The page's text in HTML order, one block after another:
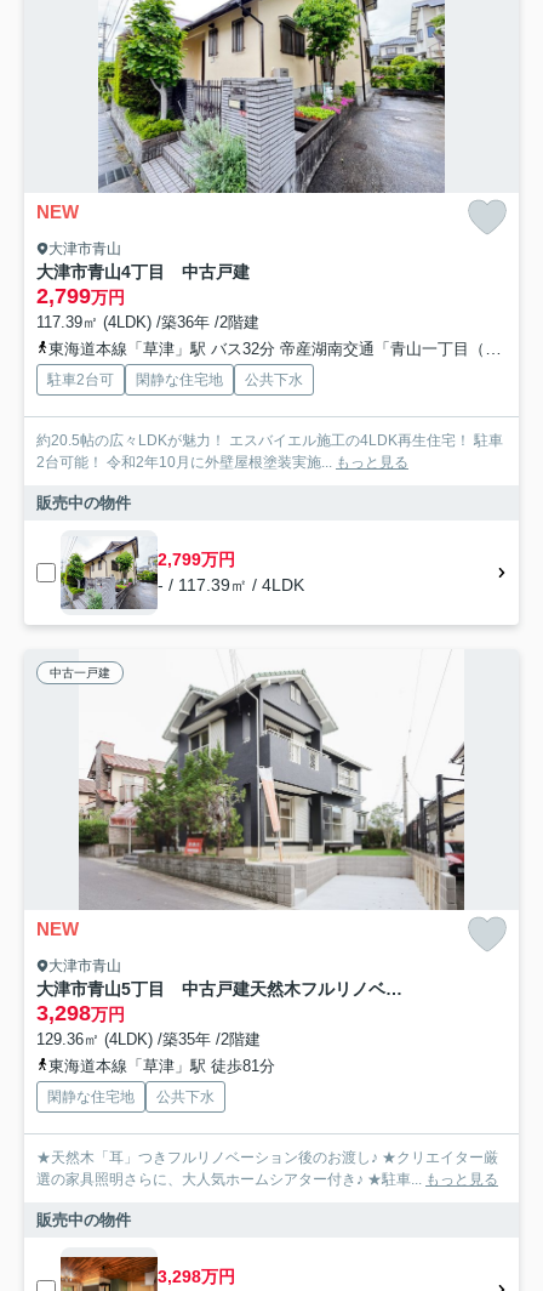
NEW
大津市青山
大津市青山4丁目 中古戸建
2,799万円
117.39㎡ (4LDK) /築36年 /2階建
東海道本線「草津」駅 バス32分 帝産湖南交通「青山一丁目（滋賀県）」 停歩5分
駐車2台可 閑静な住宅地 公共下水
約20.5帖の広々LDKが魅力！ エスバイエル施工の4LDK再生住宅！ 駐車
2台可能！ 令和2年10月に外壁屋根塗装実施... もっと見る
販売中の物件
2,799万円
- / 117.39㎡ / 4LDK
中古一戸建
NEW
大津市青山
大津市青山5丁目 中古戸建天然木フルリノベーション
3,298万円
129.36㎡ (4LDK) /築35年 /2階建
東海道本線「草津」駅 徒歩81分
閑静な住宅地 公共下水
★天然木「耳」つきフルリノベーション後のお渡し♪ ★クリエイター厳
選の家具照明さらに、大人気ホームシアター付き♪ ★駐車... もっと見る
販売中の物件
3,298万円